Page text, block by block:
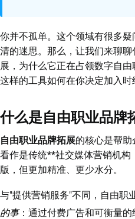
你并不孤单。这个领域有很多
清的迷思。那么，让我们来聊
展，为什么它正在占领数字自
这样的工具如何在你决定加入时
什么是自由职业品牌
自由职业品牌拓展的核心是帮
看作是传统**社交媒体营销机
版，但更加精准、更少水分。
与"提供营销服务"不同，自由职
的事：通过付费广告和可衡量的